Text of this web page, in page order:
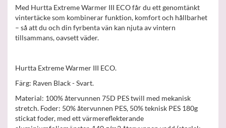
Med Hurtta Extreme Warmer III ECO får du ett genomtänkt
vintertäcke som kombinerar funktion, komfort och hållbarhet
– så att du och din fyrbenta vän kan njuta av vintern
tillsammans, oavsett väder.
Hurtta Extreme Warmer III ECO.
Färg: Raven Black - Svart.
Material: 100% återvunnen 75D PES twill med mekanisk
stretch. Foder: 50% återvunnen PES, 50% teknisk PES 180g
stickat foder, med ett värmereflekterande